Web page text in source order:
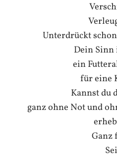
Unterdrückt
Dein
ein
für eine
Kannst du
ganz ohne Not und
Ganz
Sei